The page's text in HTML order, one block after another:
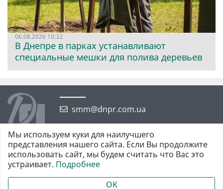
06.08.2026 10:22
В Днепре в парках устанавливают
специальные мешки для полива деревьев
smm@dnpr.com.ua
©2026 https://dnpr.com.ua Дніпровська порадниця
Всі права захищені. При повному або частковому використанні
матеріалів обов'язкове активне гіперпосилання у першому абзаці.
Мы используем куки для наилучшего
представления нашего сайта. Если Вы продолжите
использовать сайт, мы будем считать что Вас это
устраивает. Подробнее
OK